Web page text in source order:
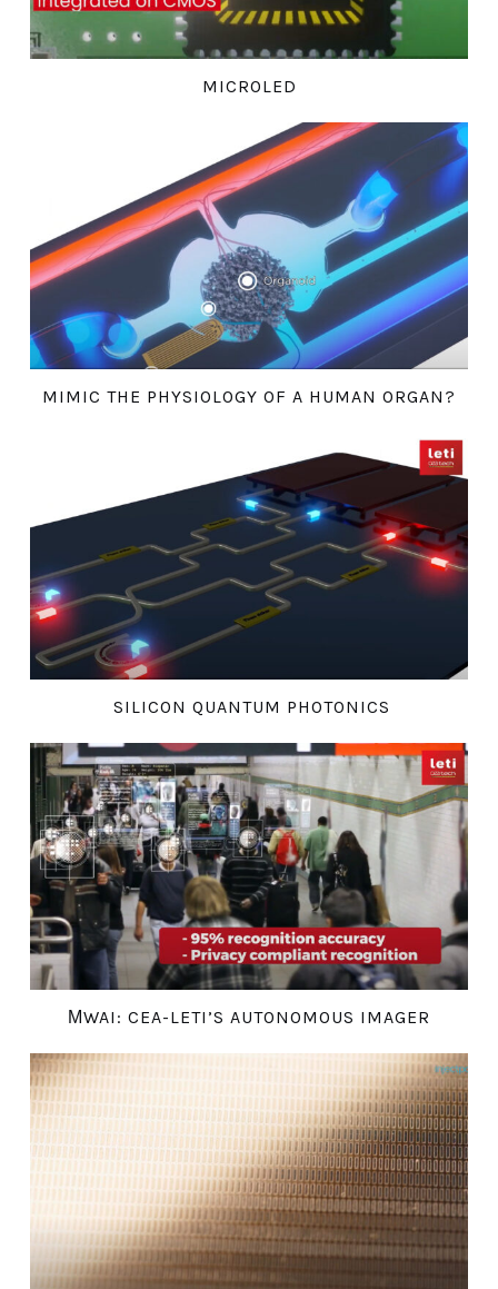
MICROLED
MIMIC THE PHYSIOLOGY OF A HUMAN ORGAN?
SILICON QUANTUM PHOTONICS
ΜWAI: CEA-LETI’S AUTONOMOUS IMAGER